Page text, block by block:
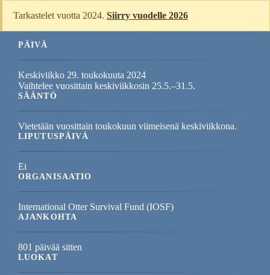
Tarkastelet vuotta 2024.Siirry vuodelle 2026
PÄIVÄ
Keskiviikko 29. toukokuuta 2024
Vaihtelee vuosittain keskiviikkosin 25.5.–31.5.
SÄÄNTÖ
Vietetään vuosittain toukokuun viimeisenä keskiviikkona.
LIPUTUSPÄIVÄ
Ei
ORGANISAATIO
International Otter Survival Fund (IOSF)
AJANKOHTA
801 päivää sitten
LUOKAT